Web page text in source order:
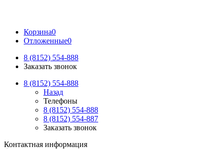
Корзина0
Отложенные0
8 (8152) 554-888
Заказать звонок
8 (8152) 554-888
Назад
Телефоны
8 (8152) 554-888
8 (8152) 554-887
Заказать звонок
Контактная информация